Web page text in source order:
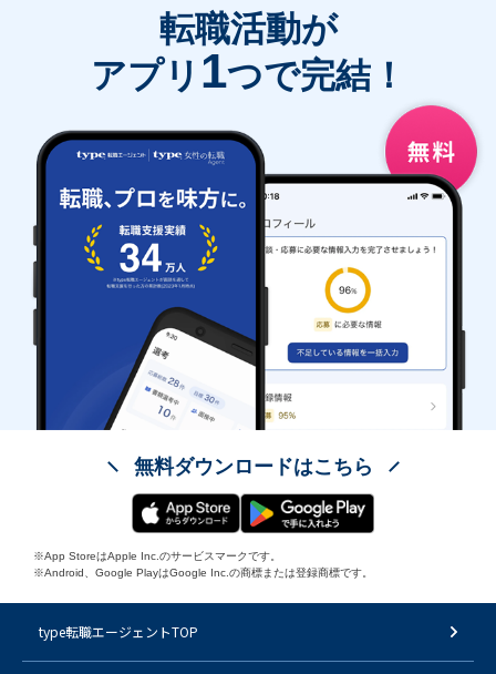
転職活動が
アプリ 1つで完結！
無料ダウンロードはこちら
※App StoreはApple Inc.のサービスマークです。
※Android、Google PlayはGoogle Inc.の商標または登録商標です。
type転職エージェントTOP